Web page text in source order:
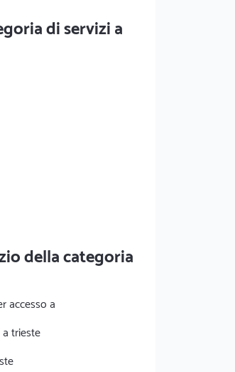
di servizi a
della categoria
accesso a
trieste